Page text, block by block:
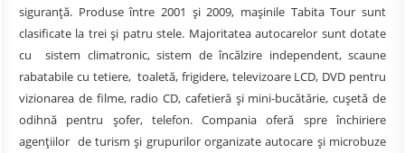
siguranță. Produse între 2001 și 2009, mașinile Tabita Tour sunt
clasificate la trei și patru stele. Majoritatea autocarelor sunt dotate
cu sistem climatronic, sistem de încălzire independent, scaune
rabatabile cu tetiere, toaletă, frigidere, televizoare LCD, DVD pentru
vizionarea de filme, radio CD, cafetieră și mini-bucătărie, cușetă de
odihnă pentru șofer, telefon. Compania oferă spre închiriere
agențiilor de turism și grupurilor organizate autocare și microbuze